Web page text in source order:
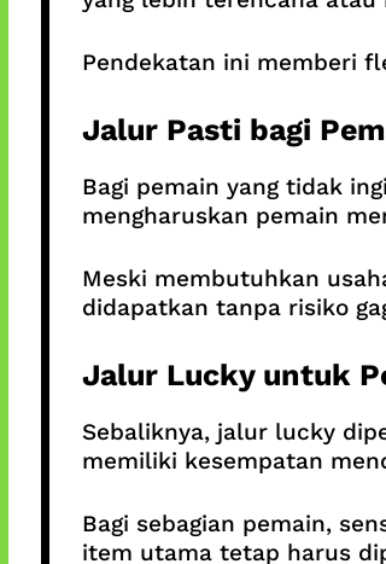
Pendekatan ini memberi
Jalur Pasti bagi
Bagi pemain yang tidak
mengharuskan pemain
Meski membutuhkan
didapatkan tanpa risiko
Jalur Lucky untuk
Sebaliknya, jalur lucky
memiliki kesempatan
Bagi sebagian pemain,
item utama tetap harus